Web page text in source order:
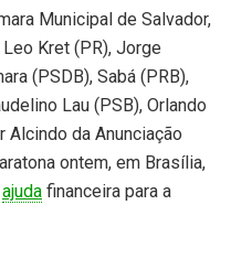
Municipal de Salvador,
Kret (PR), Jorge
(PSDB), Sabá (PRB),
Lau (PSB), Orlando
Alcindo da Anunciação
ontem, em Brasília,
ajuda financeira para a